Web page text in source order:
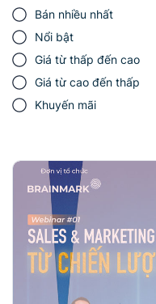
Bán nhiều nhất
Nổi bật
Giá từ thấp đến cao
Giá từ cao đến thấp
Khuyến mãi